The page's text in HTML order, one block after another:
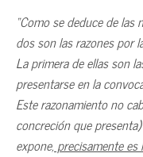
“Como se deduce de
dos son las razones por
La primera de ellas son
presentarse en la
Este razonamiento no
concreción que
expone, precisamente